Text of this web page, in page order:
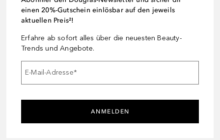
einen 20%-Gutschein einlösbar auf den jeweils
aktuellen Preis²!
Erfahre ab sofort alles über die neuesten Beauty-
Trends und Angebote.
E-Mail-Adresse*
ANMELDEN